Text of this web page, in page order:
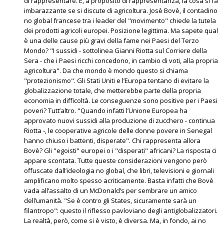
imbarazzante se si discute di agricoltura. Josè Bovè, il contadino
no global francese tra i leader del "movimento" chiede la tutela
dei prodotti agricoli europei. Posizione legittima. Ma sapete qual
è una delle cause più gravi della fame nei Paesi del Terzo
Mondo? "I sussidi - sottolinea Gianni Riotta sul Corriere della
Sera - che i Paesi ricchi concedono, in cambio di voti, alla propria
agricoltura". Da che mondo è mondo questo si chiama
"protezionismo". Gli Stati Uniti e l’Europa tentano di evitare la
globalizzazione totale, che metterebbe parte della propria
economia in difficoltà. Le conseguenze sono positive per i Paesi
poveri? Tutt’altro. "Quando infatti l’Unione Europea ha
approvato nuovi sussidi alla produzione di zucchero - continua
Riotta -, le cooperative agricole delle donne povere in Senegal
hanno chiuso i battenti, disperate". Chi rappresenta allora
Bovè? Gli "egoisti" europei o i "disperati" africani? La risposta ci
appare scontata. Tutte queste considerazioni vengono però
offuscate dall’ideologia no global, che libri, televisioni e giornali
amplificano molto spesso acriticamente. Basta infatti che Bovè
vada all’assalto di un McDonald’s per sembrare un amico
dell’umanità. "Se è contro gli States, sicuramente sarà un
filantropo": questo il riflesso pavloviano degli antiglobalizzatori.
La realtà, però, come si è visto, è diversa. Ma, in fondo, ai no